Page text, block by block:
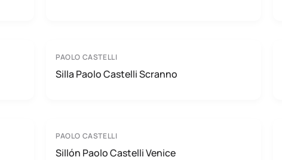
PAOLO CASTELLI
Silla Paolo Castelli Scranno
PAOLO CASTELLI
Sillón Paolo Castelli Venice